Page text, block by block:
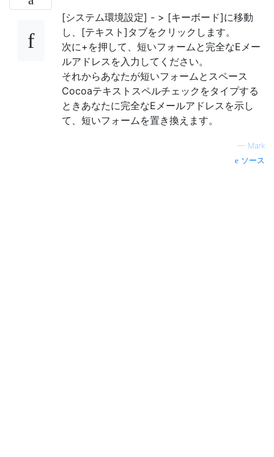
[システム環境設定] - > [キーボード]に移動
し、[テキスト]タブをクリックします。
次に+を押して、短いフォームと完全なEメー
ルアドレスを入力してください。
それからあなたが短いフォームとスペース
Cocoaテキストスペルチェックをタイプする
ときあなたに完全なEメールアドレスを示し
て、短いフォームを置き換えます。
— Mark
ソース